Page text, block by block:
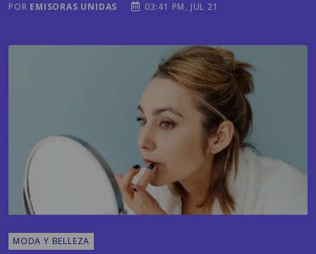
POR EMISORAS UNIDAS 03:41 PM, JUL 21
MODA Y BELLEZA